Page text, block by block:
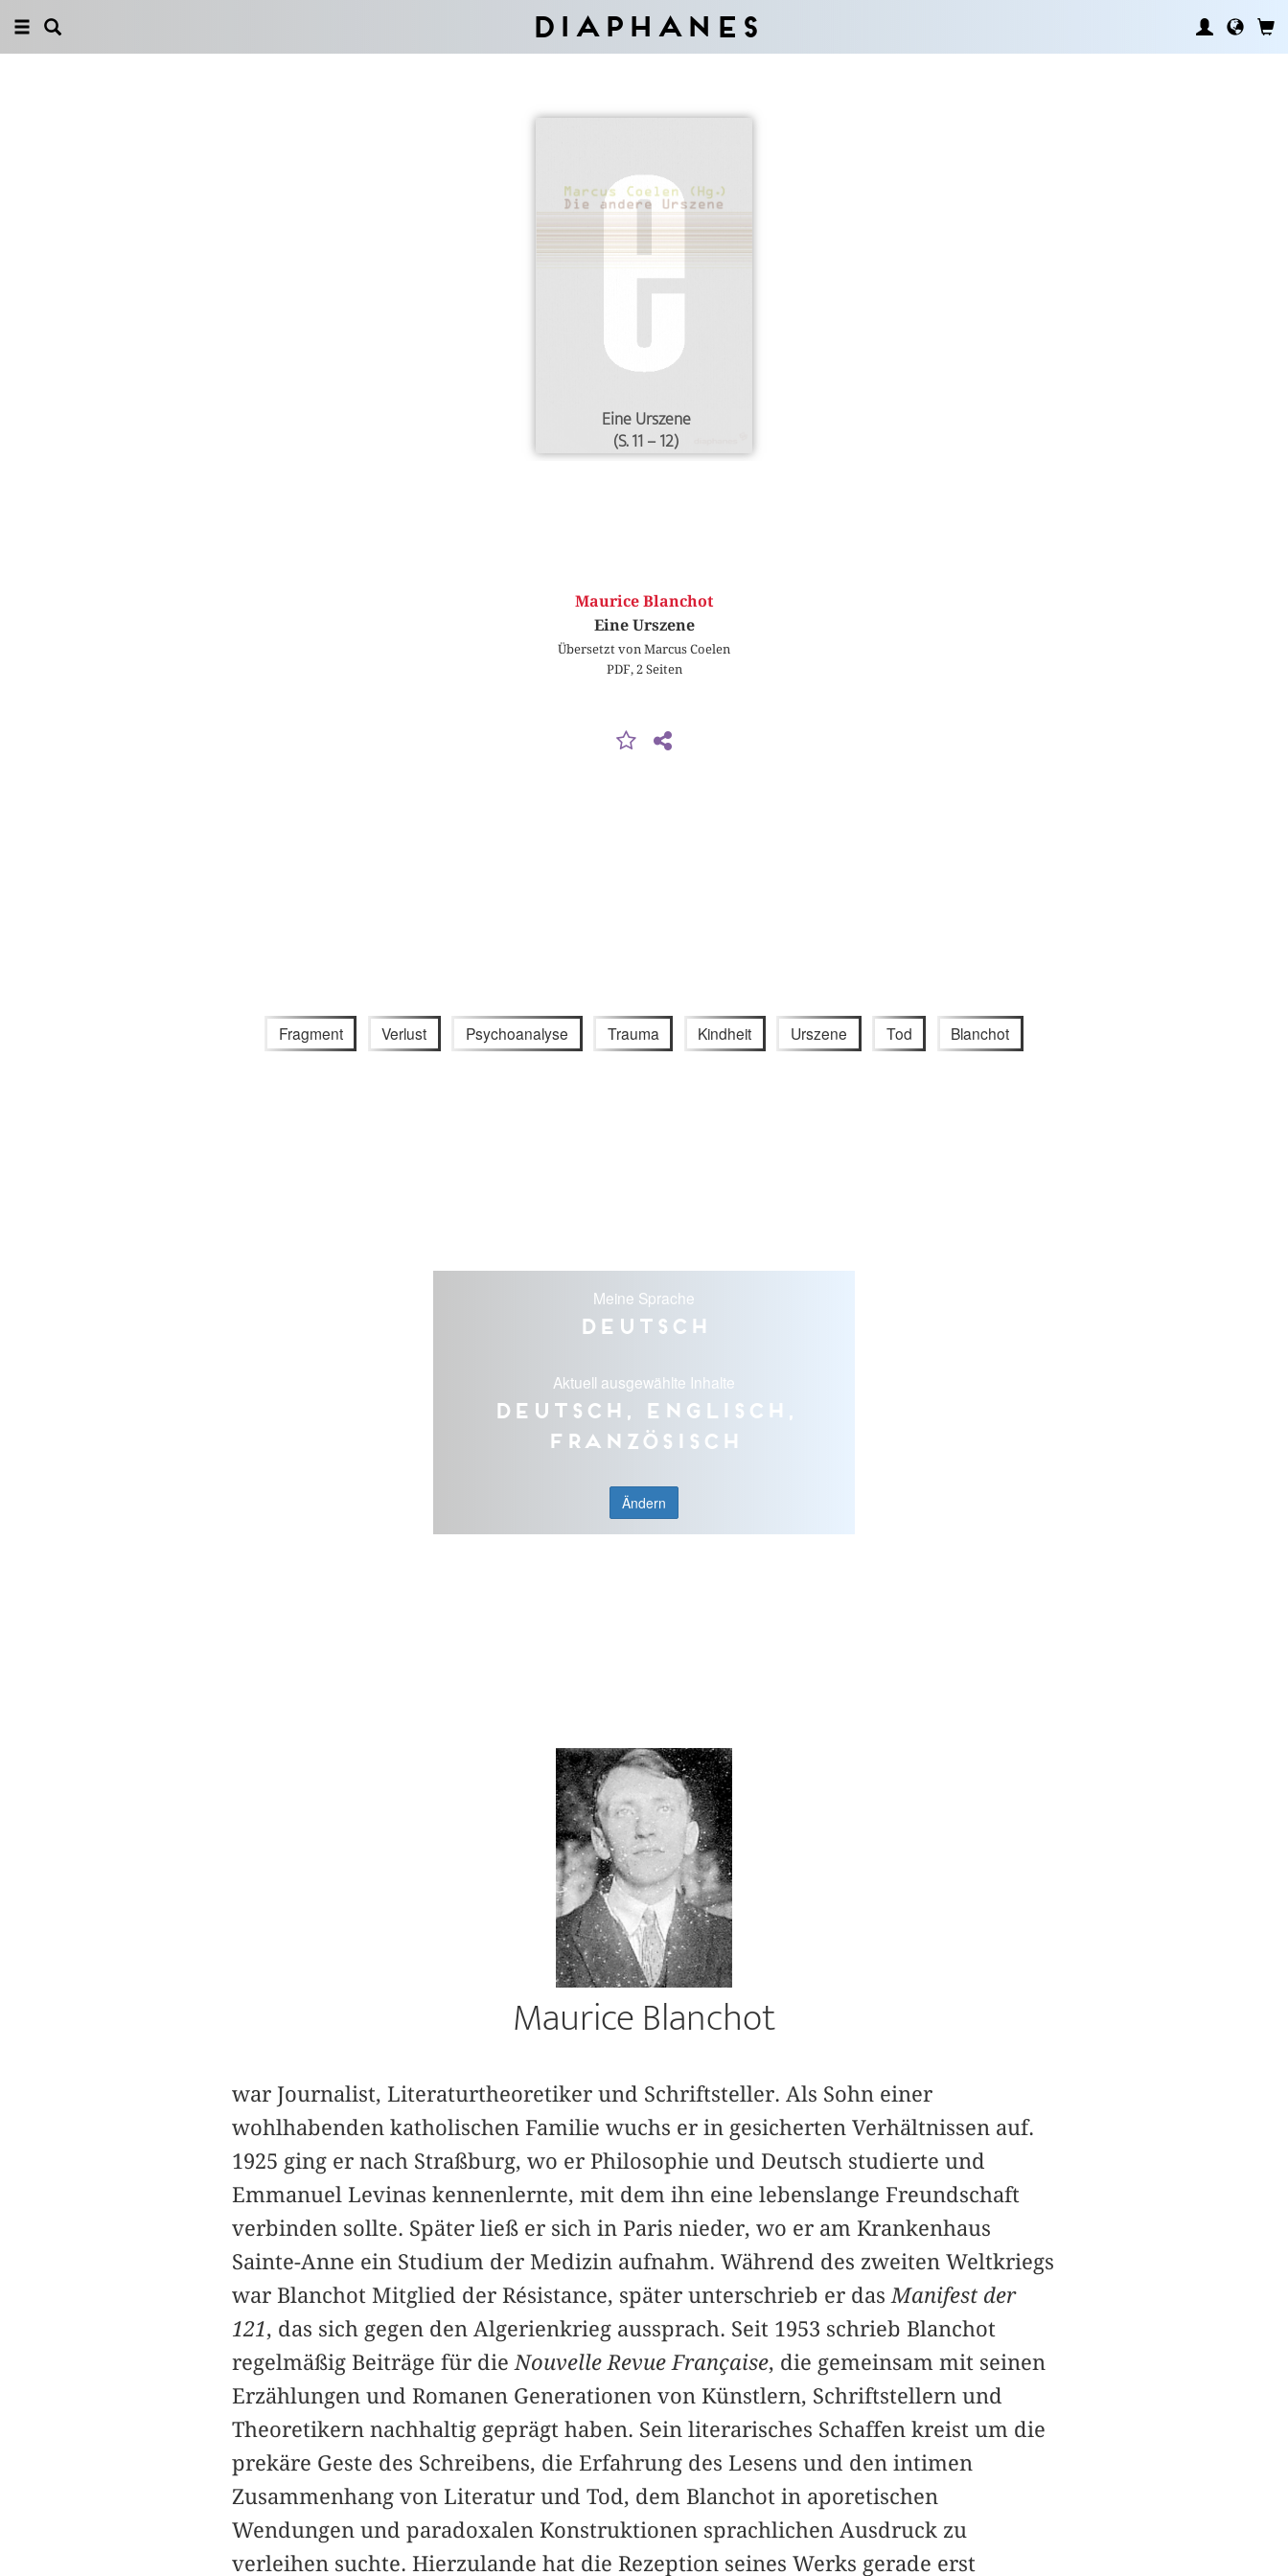
Diaphanes
Eine Urszene
(S. 11 – 12)
Maurice Blanchot
Eine Urszene
Übersetzt von Marcus Coelen
PDF, 2 Seiten
Fragment Verlust Psychoanalyse Trauma Kindheit Urszene Tod Blanchot
Meine Sprache
Deutsch
Aktuell ausgewählte Inhalte
Deutsch, Englisch,
Französisch
Ändern
Maurice Blanchot
war Journalist, Literaturtheoretiker und Schriftsteller. Als Sohn einer
wohlhabenden katholischen Familie wuchs er in gesicherten Verhältnissen auf.
1925 ging er nach Straßburg, wo er Philosophie und Deutsch studierte und
Emmanuel Levinas kennenlernte, mit dem ihn eine lebenslange Freundschaft
verbinden sollte. Später ließ er sich in Paris nieder, wo er am Krankenhaus
Sainte-Anne ein Studium der Medizin aufnahm. Während des zweiten Weltkriegs
war Blanchot Mitglied der Résistance, später unterschrieb er das Manifest der
121, das sich gegen den Algerienkrieg aussprach. Seit 1953 schrieb Blanchot
regelmäßig Beiträge für die Nouvelle Revue Française, die gemeinsam mit seinen
Erzählungen und Romanen Generationen von Künstlern, Schriftstellern und
Theoretikern nachhaltig geprägt haben. Sein literarisches Schaffen kreist um die
prekäre Geste des Schreibens, die Erfahrung des Lesens und den intimen
Zusammenhang von Literatur und Tod, dem Blanchot in aporetischen
Wendungen und paradoxalen Konstruktionen sprachlichen Ausdruck zu
verleihen suchte. Hierzulande hat die Rezeption seines Werks gerade erst